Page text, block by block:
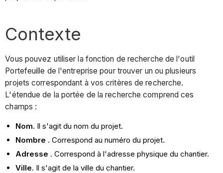
Contexte
Vous pouvez utiliser la fonction de recherche de l'outil
Portefeuille de l'entreprise pour trouver un ou plusieurs
projets correspondant à vos critères de recherche.
L'étendue de la portée de la recherche comprend ces
champs :
Nom. Il s'agit du nom du projet.
Nombre . Correspond au numéro du projet.
Adresse . Correspond à l'adresse physique du chantier.
Ville. Il s'agit de la ville du chantier.